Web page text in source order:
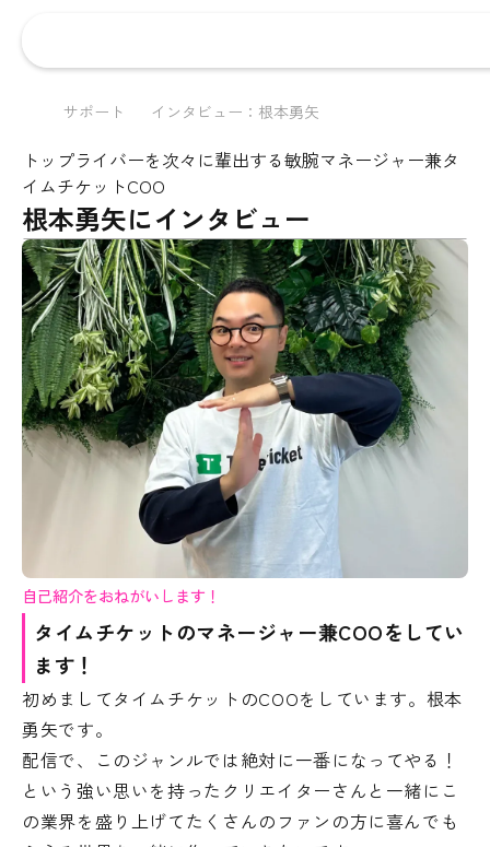
サポート インタビュー：根本勇矢
トップライバーを次々に輩出する敏腕マネージャー兼タ
イムチケットCOO
根本勇矢にインタビュー
自己紹介をおねがいします！
タイムチケットのマネージャー兼COOをしてい
ます！
初めましてタイムチケットのCOOをしています。根本
勇矢です。
配信で、このジャンルでは絶対に一番になってやる！
という強い思いを持ったクリエイターさんと一緒にこ
の業界を盛り上げてたくさんのファンの方に喜んでも